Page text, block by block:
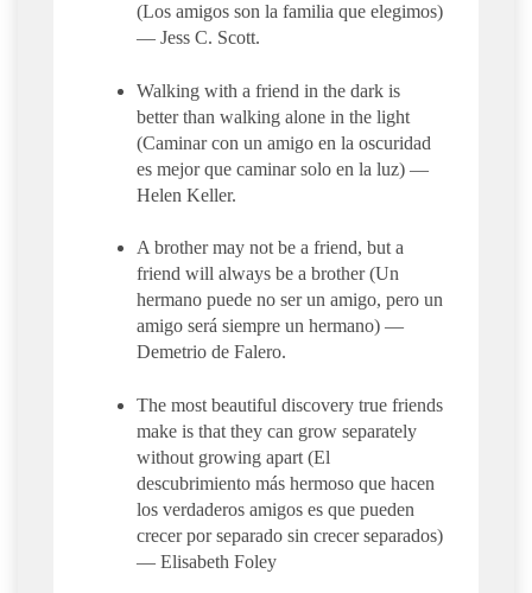
(Los amigos son la familia que elegimos)
— Jess C. Scott.
Walking with a friend in the dark is
better than walking alone in the light
(Caminar con un amigo en la oscuridad
es mejor que caminar solo en la luz) —
Helen Keller.
A brother may not be a friend, but a
friend will always be a brother (Un
hermano puede no ser un amigo, pero un
amigo será siempre un hermano) —
Demetrio de Falero.
The most beautiful discovery true friends
make is that they can grow separately
without growing apart (El
descubrimiento más hermoso que hacen
los verdaderos amigos es que pueden
crecer por separado sin crecer separados)
— Elisabeth Foley